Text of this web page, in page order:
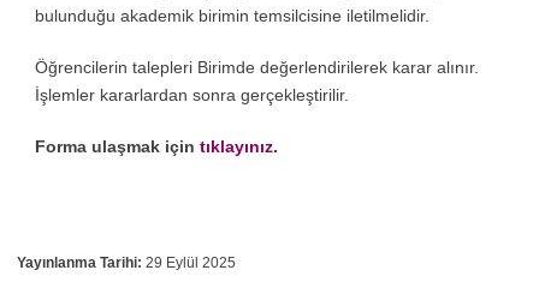
bulunduğu akademik birimin temsilcisine iletilmelidir.
Öğrencilerin talepleri Birimde değerlendirilerek karar alınır.
İşlemler kararlardan sonra gerçekleştirilir.
Forma ulaşmak için tıklayınız.
Yayınlanma Tarihi: 29 Eylül 2025